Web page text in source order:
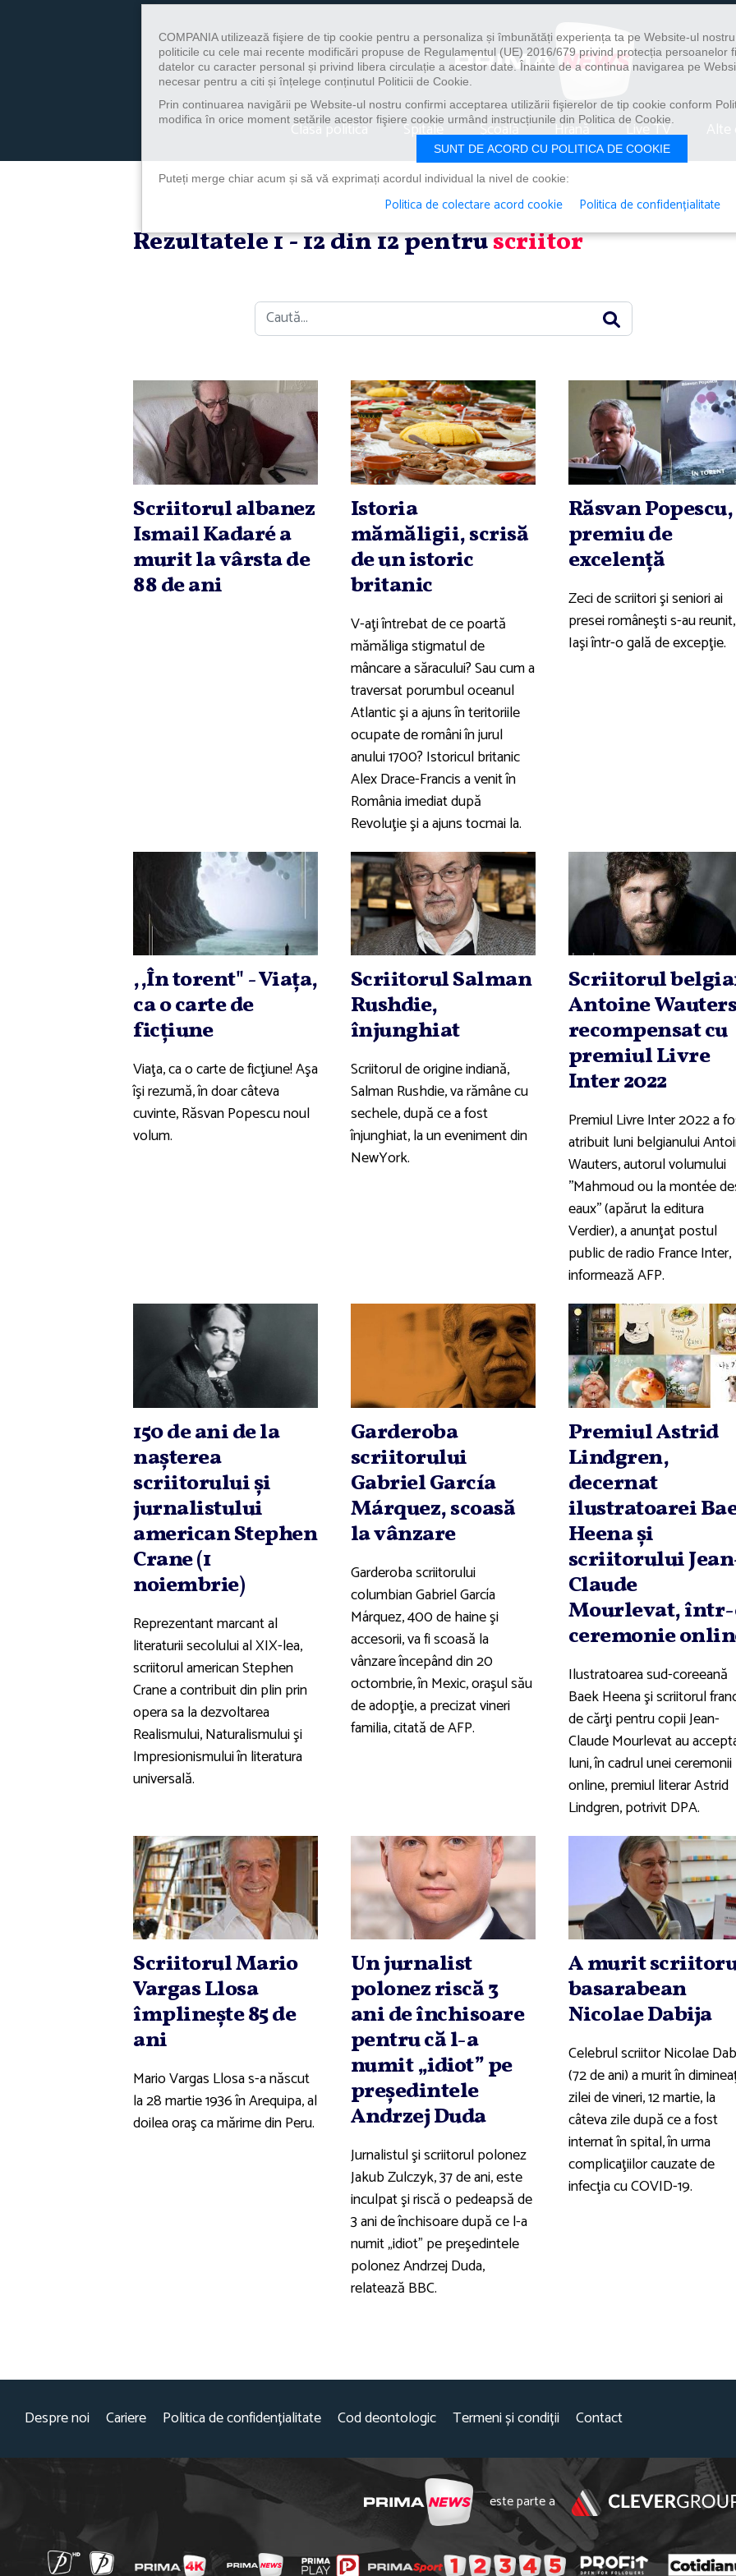
Clasa politica Spitale Școală Hrană Live TV
Rezultatele 1 - 12 din 12 pentruscriitor
Caută
Scriitorul albanez
Ismail Kadaré a
murit la vârsta de
88 de ani
Istoria
mămăligii, scrisă
de un istoric
britanic
V-aţi întrebat de ce poartă
mămăliga stigmatul de
mâncare a săracului? Sau cum a
traversat porumbul oceanul
Atlantic şi a ajuns în teritoriile
ocupate de români în jurul
anului 1700? Istoricul britanic
Alex Drace-Francis a venit în
România imediat după
Revoluţie şi a ajuns tocmai la.
Răsvan Popescu,
premiu de
excelenţă
Zeci de scriitori şi seniori ai
presei româneşti s-au
Iaşi într-o gală de excepţie.
,,În torent" - Viaţa,
ca o carte de
ficţiune
Viaţa, ca o carte de ficţiune! Aşa
îşi rezumă, în doar câteva
cuvinte, Răsvan Popescu noul
volum.
Scriitorul Salman
Rushdie,
înjunghiat
Scriitorul de origine indiană,
Salman Rushdie, va rămâne cu
sechele, după ce a fost
înjunghiat, la un eveniment din
NewYork.
Scriitorul
Antoine
recompensat cu
premiul Livre
Inter 2022
Premiul Livre Inter 2022 a
atribuit luni belgianului
Wauters, autorul volumului
''Mahmoud ou la montée
eaux'' (apărut la editura
Verdier), a anunţat postul
public de radio France Inter,
informează AFP.
150 de ani de la
naşterea
scriitorului şi
jurnalistului
american Stephen
Crane (1
noiembrie)
Reprezentant marcant al
literaturii secolului al XIX-lea,
scriitorul american Stephen
Crane a contribuit din plin prin
opera sa la dezvoltarea
Realismului, Naturalismului şi
Impresionismului în literatura
universală.
Garderoba
scriitorului
Gabriel García
Márquez, scoasă
la vânzare
Garderoba scriitorului
columbian Gabriel García
Márquez, 400 de haine şi
accesorii, va fi scoasă la
vânzare începând din 20
octombrie, în Mexic, oraşul său
de adopţie, a precizat vineri
familia, citată de AFP.
Premiul Astrid
Lindgren,
decernat
ilustratoarei
Heena şi
scriitorului
Claude
Mourlevat,
ceremonie
Ilustratoarea sud-coreeană
Baek Heena şi scriitorul
de cărţi pentru copii Jean-
Claude Mourlevat au
luni, în cadrul unei ceremonii
online, premiul literar Astrid
Lindgren, potrivit DPA.
Scriitorul Mario
Vargas Llosa
împlineşte 85 de
ani
Mario Vargas Llosa s-a născut
la 28 martie 1936 în Arequipa, al
doilea oraş ca mărime din Peru.
Un jurnalist
polonez riscă 3
ani de închisoare
pentru că l-a
numit „idiot” pe
preşedintele
Andrzej Duda
Jurnalistul şi scriitorul polonez
Jakub Zulczyk, 37 de ani, este
inculpat şi riscă o pedeapsă de
3 ani de închisoare după ce l-a
numit „idiot” pe preşedintele
polonez Andrzej Duda,
relatează BBC.
A murit
basarabean
Nicolae Dabija
Celebrul scriitor Nicolae
(72 de ani) a murit în
zilei de vineri, 12 martie, la
câteva zile după ce a fost
internat în spital, în urma
complicaţiilor cauzate de
infecţia cu COVID-19.
Despre noi Cariere Politica de confidențialitate Cod deontologic Termeni și condiții Contact
este parte a
COMPANIA utilizează fişiere de tip cookie pentru a personaliza și îmbunătăți experiența ta pe Website-ul
politicile cu cele mai recente modificări propuse de Regulamentul (UE) 2016/679 privind protecția persoanelor
datelor cu caracter personal și privind libera circulație a acestor date. Înainte de a continua navigarea pe
necesar pentru a citi și înțelege conținutul Politicii de Cookie.
Prin continuarea navigării pe Website-ul nostru confirmi acceptarea utilizării fişierelor de tip cookie conform
modifica în orice moment setările acestor fişiere cookie urmând instrucțiunile din Politica de Cookie.
SUNT DE ACORD CU POLITICA DE COOKIE
Puteți merge chiar acum și să vă exprimați acordul individual la nivel de cookie:
Politica de colectare acord cookie Politica de confidențialitate